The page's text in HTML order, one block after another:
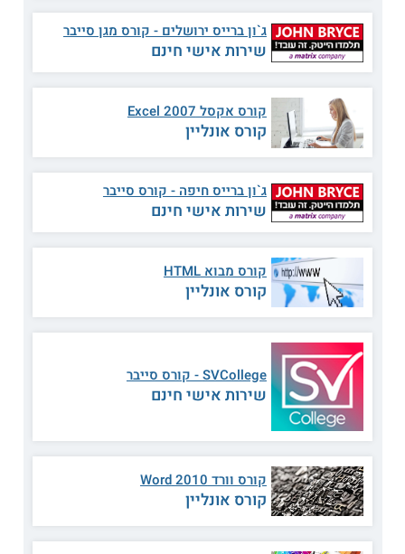
פיתוח מערך לאבטחת מידע
וניהולה
ועוד
תעודות והסמכה
לעומדים בכל הדרישות של תכנית הסמכה זו תוענק
תעודת הגמר היוקרתית של הטכניון - היחידה
ללימודי המשך ולימודי חוץ – "Technion Certified
CISO". בנוסף, המועמדים המעוניינים בכך, יוכלו
R75 ו – CISM.
יתרונות נוספים של הקורס
הלימודים מתמקדים בצד היישומי של ניהול אבטחת
המידע וכוללים הדגמות, סימולציות, דיונים וניתוח
אירועים ומקרי מבחן שונים מן השטח. בנוסף,
התלמידים זוכים לליווי צמוד של המנחים בקורס,
DVD וספרי לימוד. מנהל המסלול הוא נשיא האיגוד
הישראלי לאבטחת מידע - ISSA.
** לתשומת לבך נכונות המידע עלולה להשתנות
מעת לעת. המידע המוצג כאן נכתב ונערך על ידי
ג`ון ברייס ירושלים - קורס מגן סייבר
שירות אישי חינם
קורס אקסל 2007 Excel
קורס אונליין
ג`ון ברייס חיפה - קורס סייבר
שירות אישי חינם
קורס מבוא HTML
קורס אונליין
SVCollege - קורס סייבר
שירות אישי חינם
קורס וורד 2010 Word
קורס אונליין